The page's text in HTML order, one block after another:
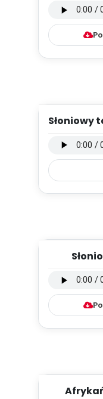
Słoniowy